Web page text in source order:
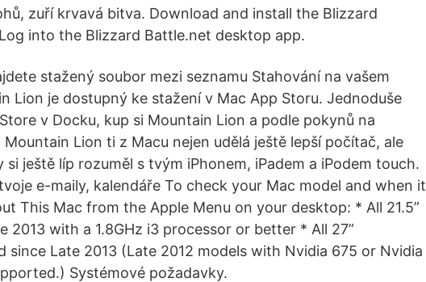
zuří krvavá bitva. Download and install the Blizzard
into the Blizzard Battle.net desktop app.
stažený soubor mezi seznamu Stahování na vašem
Lion je dostupný ke stažení v Mac App Storu. Jednoduše
v Docku, kup si Mountain Lion a podle pokynů na
Lion ti z Macu nejen udělá ještě lepší počítač, ale
ještě líp rozuměl s tvým iPhonem, iPadem a iPodem touch.
e-maily, kalendáře To check your Mac model and when it
This Mac from the Apple Menu on your desktop: * All 21.5”
2013 with a 1.8GHz i3 processor or better * All 27”
since Late 2013 (Late 2012 models with Nvidia 675 or Nvidia
Systémové požadavky.